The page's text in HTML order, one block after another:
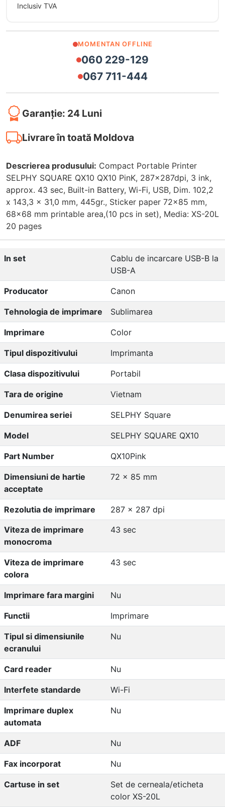
Inclusiv TVA
MOMENTAN OFFLINE
060 229-129
067 711-444
Garanție: 24 Luni
Livrare în toată Moldova
Descrierea produsului: Compact Portable Printer
SELPHY SQUARE QX10 QX10 PinK, 287x287dpi, 3 ink,
approx. 43 sec, Built-in Battery, Wi-Fi, USB, Dim. 102,2
x 143,3 x 31,0 mm, 445gr., Sticker paper 72x85 mm,
68x68 mm printable area,(10 pcs in set), Media: XS-20L
20 pages
In set
Cablu de incarcare USB-B la
USB-A
Producator Canon
Tehnologia de imprimare Sublimarea
Imprimare Color
Tipul dispozitivului Imprimanta
Clasa dispozitivului Portabil
Tara de origine Vietnam
Denumirea seriei SELPHY Square
Model SELPHY SQUARE QX10
Part Number QX10Pink
Dimensiuni de hartie
acceptate
72 x 85 mm
Rezolutia de imprimare
287 x 287 dpi
Viteza de imprimare
monocroma
43 sec
Viteza de imprimare
colora
43 sec
Imprimare fara margini Nu
Functii Imprimare
Tipul si dimensiunile
ecranului
Nu
Card reader Nu
Interfete standarde Wi-Fi
Imprimare duplex
automata
Nu
ADF Nu
Fax incorporat Nu
Cartuse in set
Set de cerneala/eticheta
color XS-20L